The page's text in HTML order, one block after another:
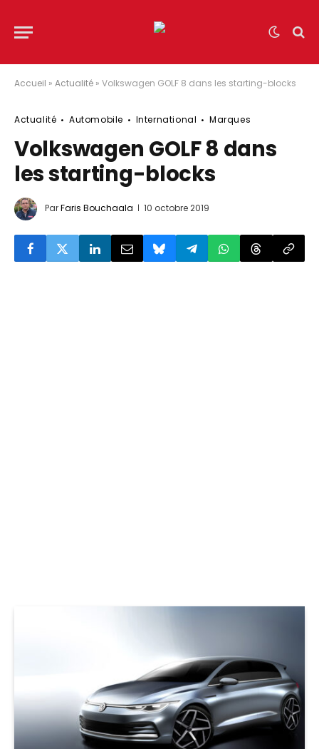
Accueil » Actualité » Volkswagen GOLF 8 dans les starting-blocks
Actualité Automobile International Marques
Volkswagen GOLF 8 dans
les starting-blocks
ParFaris Bouchaala 10 octobre 2019